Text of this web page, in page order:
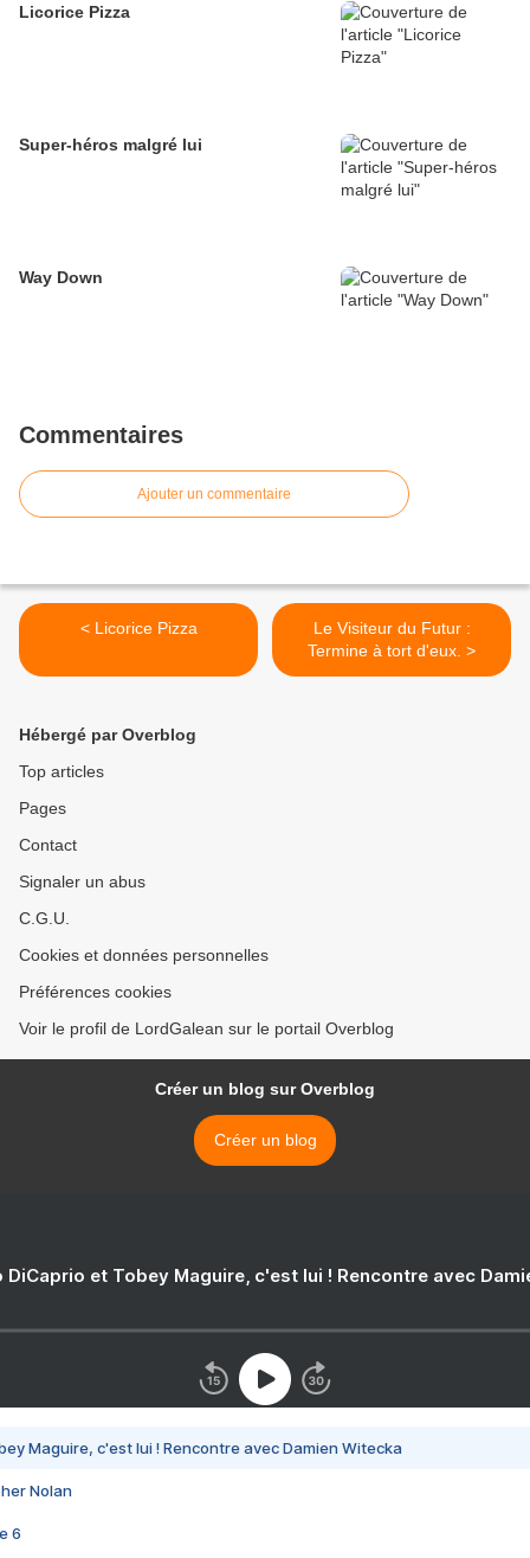
Licorice Pizza
Super-héros malgré lui
Way Down
Commentaires
Ajouter un commentaire
< Licorice Pizza
Le Visiteur du Futur :
Termine à tort d'eux. >
Hébergé par Overblog
Top articles
Pages
Contact
Signaler un abus
C.G.U.
Cookies et données personnelles
Préférences cookies
Voir le profil de LordGalean sur le portail Overblog
Créer un blog sur Overblog
Créer un blog
DiCaprio et Tobey Maguire, c'est lui ! Rencontre avec
Maguire, c'est lui ! Rencontre avec Damien Witecka
Nolan
6